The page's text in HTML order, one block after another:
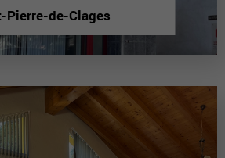
Pierre-de-Clages